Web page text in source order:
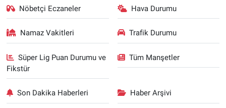
Nöbetçi Eczaneler Hava Durumu
Namaz Vakitleri Trafik Durumu
Süper Lig Puan Durumu ve
Fikstür
Tüm Manşetler
Son Dakika Haberleri Haber Arşivi